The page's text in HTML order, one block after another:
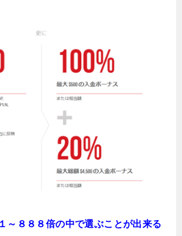
～８８８倍の中で選ぶことが出来る